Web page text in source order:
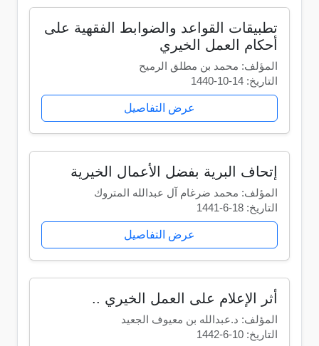
تطبيقات القواعد والضوابط الفقهية على
أحكام العمل الخيري
المؤلف: محمد بن مطلق الرميح
التاريخ: 14-10-1440
عرض التفاصيل
إتحاف البرية بفضل الأعمال الخيرية
المؤلف: محمد ضرغام آل عبدالله المتروك
التاريخ: 18-6-1441
عرض التفاصيل
أثر الإعلام على العمل الخيري ..
المؤلف: د.عبدالله بن معيوف الجعيد
التاريخ: 10-6-1442